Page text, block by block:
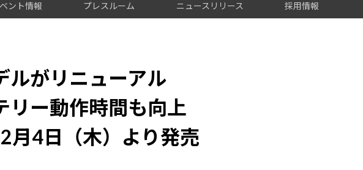
ント情報 プレスルーム ニュースリリース 採用情報
ルがリニューアル
リー動作時間も向上
月4日（木）より発売